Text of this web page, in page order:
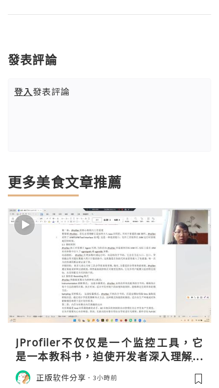
發表評論
登入發表評論
更多美食文章推薦
JProfiler不仅仅是一个监控工具，它
是一本教科书，迫使开发者深入理解JV
M的内存模型、垃圾回收机制和并发原
理。通过直观的可视化数据，它将抽象
正版软件分享 3小時前